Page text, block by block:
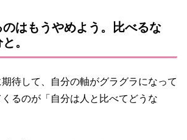
はもうやめよう。比べるな
。
待して、自分の軸がグラグラになって
るのが「自分は人と比べてどうな